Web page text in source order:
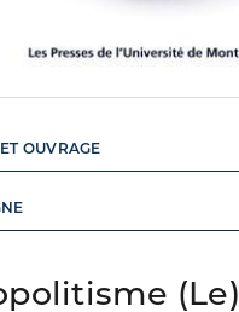
(Le)
OUVRAGE